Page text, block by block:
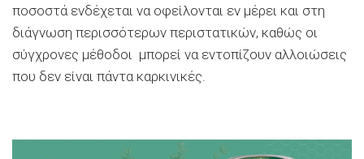
ποσοστά ενδέχεται να οφείλονται εν μέρει και στη
διάγνωση περισσότερων περιστατικών, καθώς οι
σύγχρονες μέθοδοι μπορεί να εντοπίζουν αλλοιώσεις
που δεν είναι πάντα καρκινικές.